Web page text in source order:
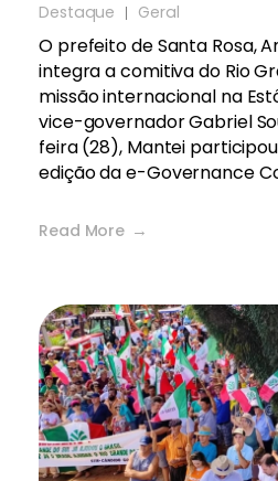
Destaque
Geral
O prefeito de Santa Rosa,
integra a comitiva do Rio
missão internacional na
vice-governador Gabriel
feira (28), Mantei participou
edição da e-Governance
Read More